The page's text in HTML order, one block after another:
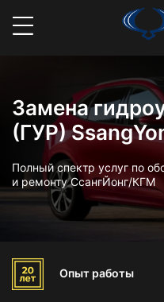
Замена
(ГУР)
Полный спектр услуг по
и ремонту СсангЙонг/КГМ
Опыт работы